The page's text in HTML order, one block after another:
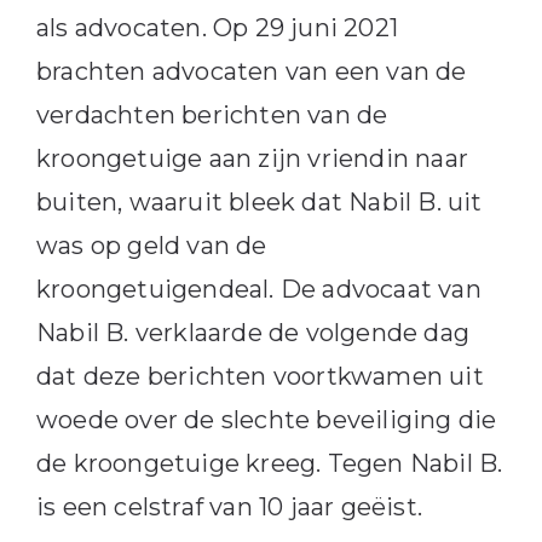
als advocaten. Op 29 juni 2021
brachten advocaten van een van de
verdachten berichten van de
kroongetuige aan zijn vriendin naar
buiten, waaruit bleek dat Nabil B. uit
was op geld van de
kroongetuigendeal. De advocaat van
Nabil B. verklaarde de volgende dag
dat deze berichten voortkwamen uit
woede over de slechte beveiliging die
de kroongetuige kreeg. Tegen Nabil B.
is een celstraf van 10 jaar geëist.